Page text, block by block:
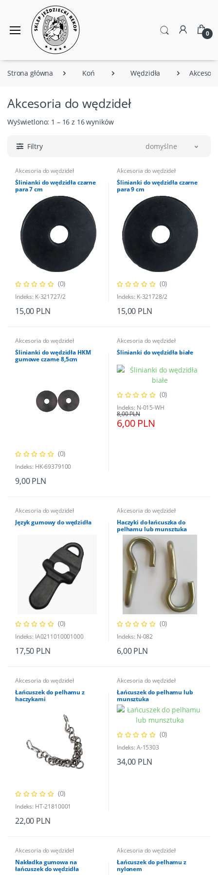
0
Strona główna Koń Wędzidła
Akcesoria do wędzideł
Wyświetlono: 1 – 16 z 16 wyników
Filtry domyślne
Akcesoria do wędzideł
Ślinianki do wędzidła czarne
para 7 cm
(0)
Indeks: K-321727/2
15,00 PLN
Akcesoria do wędzideł
Ślinianki do wędzidła czarne
para 9 cm
(0)
Indeks: K-321728/2
15,00 PLN
Akcesoria do wędzideł
Ślinianki do wędzidła HKM
gumowe czarne 8,5cm
(0)
Indeks: HK-69379100
9,00 PLN
Akcesoria do wędzideł
Ślinianki do wędzidła białe
(0)
Indeks: N-015-WH
6,00 PLN
8,00 PLN
Akcesoria do wędzideł
Język gumowy do wędzidła
(0)
Indeks: IA0211010001000
17,50 PLN
Akcesoria do wędzideł
Haczyki do łańcuszka do
pelhamu lub munsztuka
(0)
Indeks: N-082
6,00 PLN
Akcesoria do wędzideł
Łańcuszek do pelhamu z
haczykami
(0)
Indeks: HT-21810001
22,00 PLN
Akcesoria do wędzideł
Łańcuszek do pelhamu lub
munsztuka
(0)
Indeks: A-15303
34,00 PLN
Akcesoria do wędzideł
Nakładka gumowa na
łańcuszek do wędzidła
Akcesoria do wędzideł
Łańcuszek do pelhamu z
nylonem